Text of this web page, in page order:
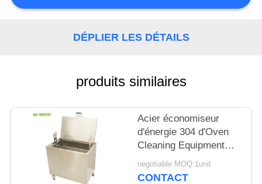
DÉPLIER LES DÉTAILS
produits similaires
Acier économiseur
d'énergie 304 d'Oven
Cleaning Equipment
Tanks Stainless pour le
nettoyage de cuisine
negotiable MOQ:1unit
CONTACT